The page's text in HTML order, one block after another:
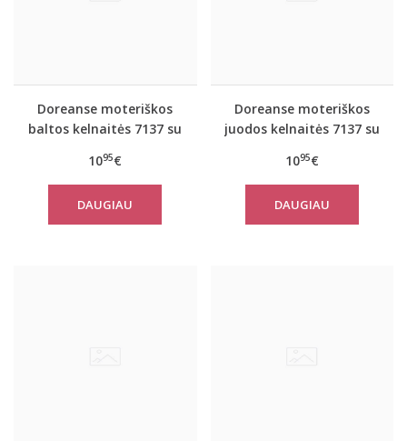
Doreanse moteriškos
baltos kelnaitės 7137 su
1095€
DAUGIAU
Doreanse moteriškos
juodos kelnaitės 7137 su
1095€
DAUGIAU